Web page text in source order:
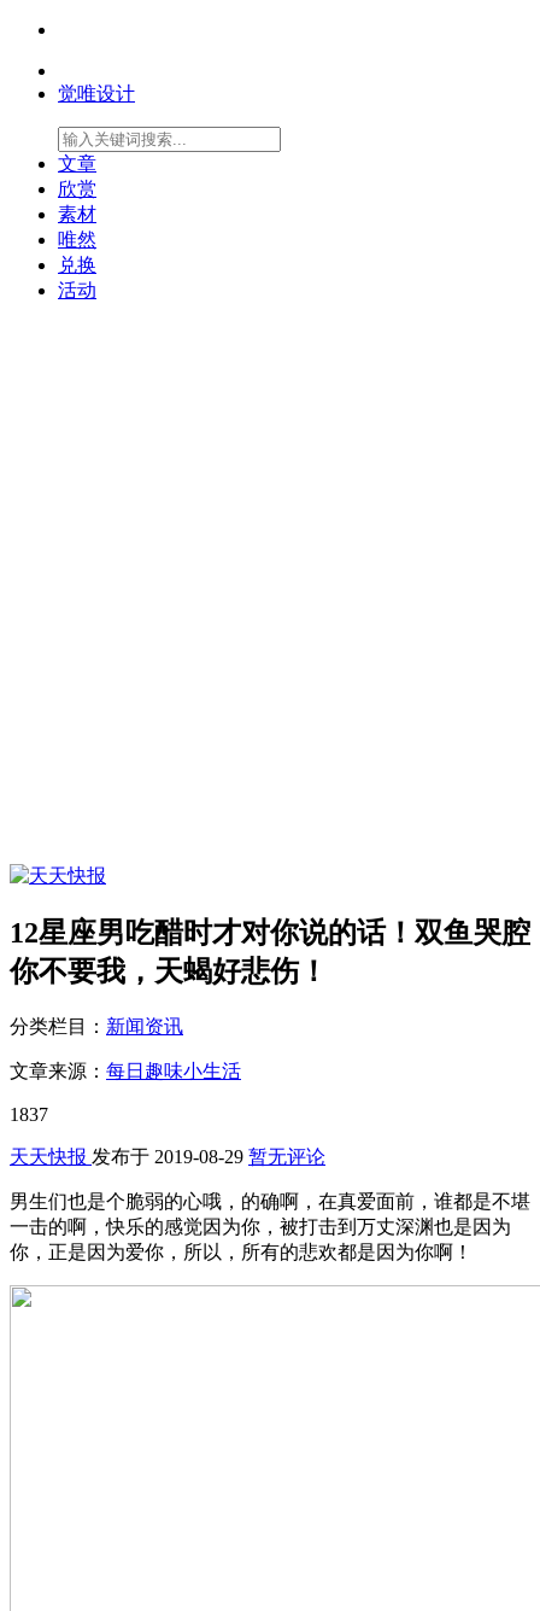
觉唯设计
文章
欣赏
素材
唯然
兑换
活动
12星座男吃醋时才对你说的话！双鱼哭腔
你不要我，天蝎好悲伤！
分类栏目： 新闻资讯
文章来源： 每日趣味小生活
1837
天天快报 发布于 2019-08-29 暂无评论
男生们也是个脆弱的心哦，的确啊，在真爱面前，谁都是不堪
一击的啊，快乐的感觉因为你，被打击到万丈深渊也是因为
你，正是因为爱你，所以，所有的悲欢都是因为你啊！